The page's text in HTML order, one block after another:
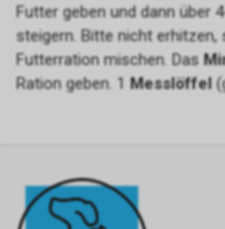
Futter geben und dann über
steigern. Bitte nicht erhitzen,
Futterration mischen. Das
Ration geben. 1 Messlöffel